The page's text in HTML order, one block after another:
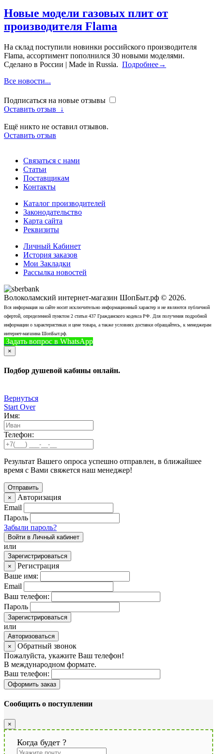
Новые модели газовых плит от
производителя Flama
На склад поступили новинки российского производителя
Flama, ассортимент пополнился 30 новыми моделями.
Сделано в России | Made in Russia. Подробнее→
Все новости...
Подписаться на новые отзывы
Оставить отзыв
↓
Ещё никто не оставил отзывов.
Оставить отзыв
Связаться с нами
Статьи
Поставщикам
Контакты
Каталог производителей
Законодательство
Карта сайта
Реквизиты
Личный Кабинет
История заказов
Мои Закладки
Рассылка новостей
Волоколамский интернет-магазин ШопБыт.рф © 2026.
Вся информация на сайте носит исключительно информационный характер и не являются публичной
офертой, определенной пунктом 2 статьи 437 Гражданского кодекса РФ. Для получения подробной
информации о характеристиках и цене товара, а также условиях доставки обращайтесь, к менеджерам
интернет-магазина ШопБыт.рф.
Задать вопрос в WhatsApp
×
Подбор душевой кабины онлайн.
Вернуться
Start Over
Имя:
Телефон:
Результат Вашего опроса успешно отправлен, в ближайшее
время с Вами свяжется наш менеджер!
×
Авторизация
Email
Пароль
Забыли пароль?
Войти в Личный кабинет
или
Зарегистрироваться
×
Регистрация
Ваше имя:
Email
Ваш телефон:
Пароль
Зарегистрироваться
или
Авторизоваться
×
Обратный звонок
Пожалуйста, укажите Ваш телефон!
В международном формате.
Ваш телефон:
Оформить заказ
Сообщить о поступлении
×
Когда будет ?